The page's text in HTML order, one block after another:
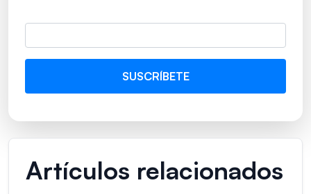
Artículos relacionados